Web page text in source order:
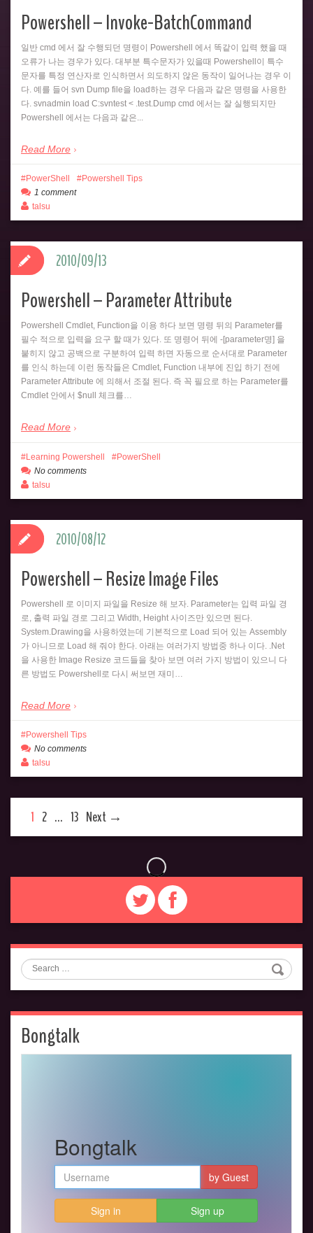
Powershell – Invoke-BatchCommand
일반 cmd 에서 잘 수행되던 명령이 Powershell 에서 똑같이 입력 했을 때
오류가 나는 경우가 있다. 대부분 특수문자가 있을때 Powershell이 특수
문자를 특정 연산자로 인식하면서 의도하지 않은 동작이 일어나는 경우 이
다. 예를 들어 svn Dump file을 load하는 경우 다음과 같은 명령을 사용한
다. svnadmin load C:svntest < .test.Dump cmd 에서는 잘 실행되지만
Powershell 에서는 다음과 같은...
Read More
PowerShell
Powershell Tips
1 comment
talsu
Powershell – Parameter Attribute
Powershell Cmdlet, Function을 이용 하다 보면 명령 뒤의 Parameter를
필수 적으로 입력을 요구 할 때가 있다. 또 명령어 뒤에 -[parameter명] 을
붙히지 않고 공백으로 구분하여 입력 하면 자동으로 순서대로 Parameter
를 인식 하는데 이런 동작들은 Cmdlet, Function 내부에 진입 하기 전에
Parameter Attribute 에 의해서 조절 된다. 즉 꼭 필요로 하는 Parameter를
Cmdlet 안에서 $null 체크를…
Read More
2010/09/13
Learning Powershell
PowerShell
No comments
talsu
Powershell – Resize Image Files
Powershell 로 이미지 파일을 Resize 해 보자. Parameter는 입력 파일 경
로, 출력 파일 경로 그리고 Width, Height 사이즈만 있으면 된다.
System.Drawing을 사용하였는데 기본적으로 Load 되어 있는 Assembly
가 아니므로 Load 해 줘야 한다. 아래는 여러가지 방법중 하나 이다. .Net
을 사용한 Image Resize 코드들을 찾아 보면 여러 가지 방법이 있으니 다
른 방법도 Powershell로 다시 써보면 재미…
Read More
2010/08/12
Powershell Tips
No comments
talsu
1 2 … 13 Next →
Search
Bongtalk